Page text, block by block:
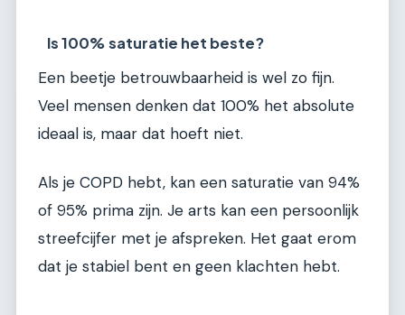
Is 100% saturatie het beste?
Een beetje betrouwbaarheid is wel zo fijn.
Veel mensen denken dat 100% het absolute
ideaal is, maar dat hoeft niet.
Als je COPD hebt, kan een saturatie van 94%
of 95% prima zijn. Je arts kan een persoonlijk
streefcijfer met je afspreken. Het gaat erom
dat je stabiel bent en geen klachten hebt.